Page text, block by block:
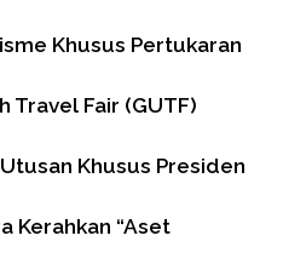
Khusus Pertukaran
Travel Fair (GUTF)
Khusus Presiden
Kerahkan “Aset